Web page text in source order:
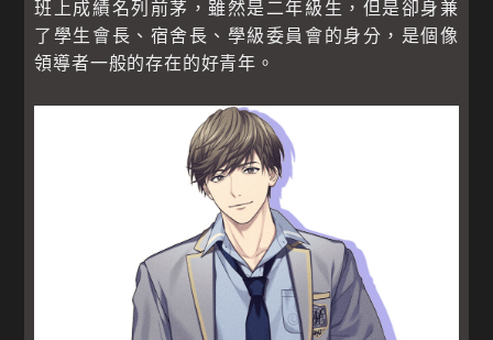
班上成績名列前茅，雖然是二年級生，但是卻身兼
了學生會長、宿舍長、學級委員會的身分，是個像
領導者一般的存在的好青年。